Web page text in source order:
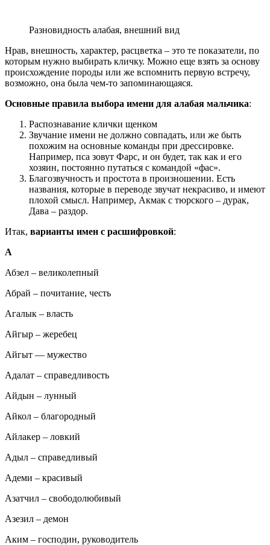
Разновидность алабая, внешний вид
Нрав, внешность, характер, расцветка – это те показатели, по
которым нужно выбирать кличку. Можно еще взять за основу
происхождение породы или же вспомнить первую встречу,
возможно, она была чем-то запоминающаяся.
Основные правила выбора имени для алабая мальчика:
Распознавание клички щенком
Звучание имени не должно совпадать, или же быть
похожим на основные команды при дрессировке.
Например, пса зовут Фарс, и он будет, так как и его
хозяин, постоянно путаться с командой «фас».
Благозвучность и простота в произношении. Есть
названия, которые в переводе звучат некрасиво, и имеют
плохой смысл. Например, Акмак с тюрского – дурак,
Дава – раздор.
Итак, варианты имен с расшифровкой:
А
Абзел – великолепный
Абрай – почитание, честь
Агалык – власть
Айгыр – жеребец
Айгыт — мужество
Адалат – справедливость
Айдын – лунный
Айкол – благородный
Айлакер – ловкий
Адыл – справедливый
Адеми – красивый
Азатчил – свободолюбивый
Азезил – демон
Аким – господин, руководитель